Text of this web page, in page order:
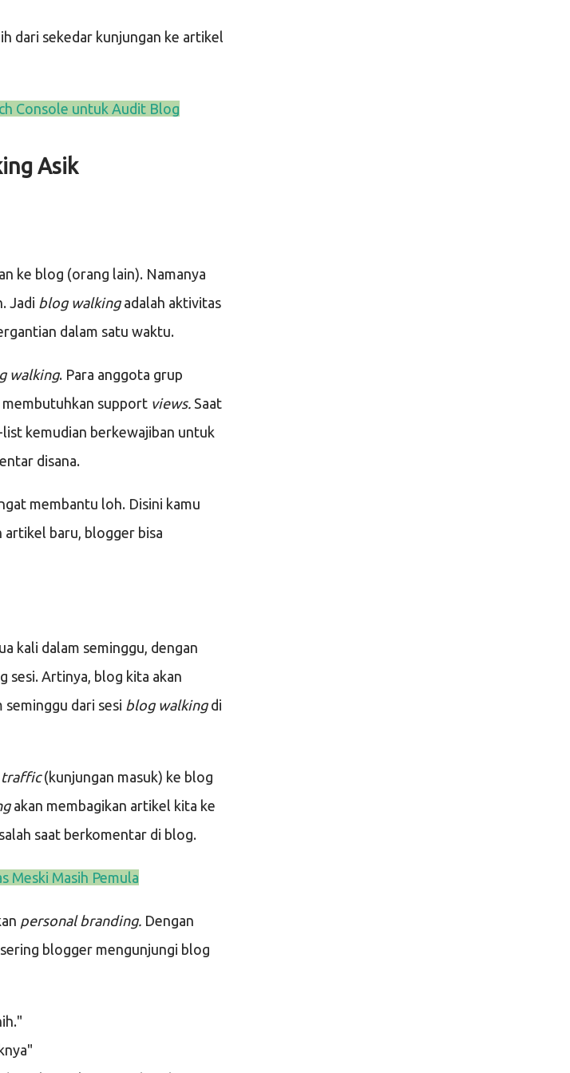
dari sekedar kunjungan ke artikel
Console untuk Audit Blog
Asik
ke blog (orang lain). Namanya
Jadi blog walkingadalah aktivitas
dalam satu waktu.
walking. Para anggota grup
support views. Saat
kemudian berkewajiban untuk
disana.
membantu loh. Disini kamu
artikel baru, blogger bisa
kali dalam seminggu, dengan
sesi. Artinya, blog kita akan
seminggu dari sesi blog walking di
traffic(kunjungan masuk) ke blog
akan membagikan artikel kita ke
saat berkomentar di blog.
Meski Masih Pemula
personal branding. Dengan
blogger mengunjungi blog